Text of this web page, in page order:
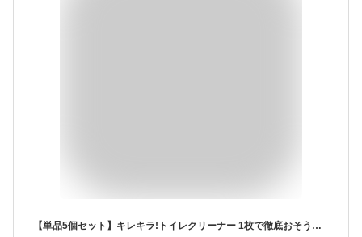
【単品5個セット】キレキラ!トイレクリーナー 1枚で徹底おそうじシート 香りが残りにくい無香性 つめかえ用20枚 大王製紙(代引不可)